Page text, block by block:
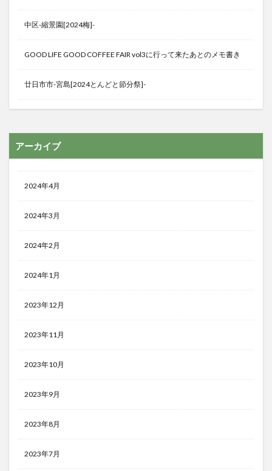
中区-縮景園[2024梅]-
GOOD LIFE GOOD COFFEE FAIR vol3に行って来たあとのメモ書き
廿日市市-宮島[2024とんどと節分祭]-
アーカイブ
2024年4月
2024年3月
2024年2月
2024年1月
2023年12月
2023年11月
2023年10月
2023年9月
2023年8月
2023年7月